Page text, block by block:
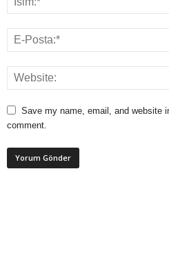
Save my name, email, and website
comment.